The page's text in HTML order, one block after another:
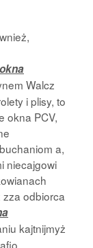
Walcz
i plisy, to
okna PCV,
a,
niecajgowi
zza odbiorca
kajtnijmyż